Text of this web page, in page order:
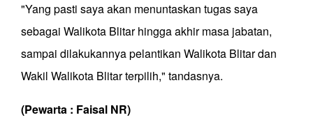
"Yang pasti saya akan menuntaskan tugas saya
sebagai Walikota Blitar hingga akhir masa jabatan,
sampai dilakukannya pelantikan Walikota Blitar dan
Wakil Walikota Blitar terpilih," tandasnya.
(Pewarta : Faisal NR)